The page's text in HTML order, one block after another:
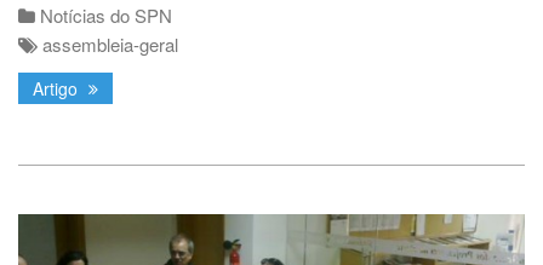
Notícias do SPN
assembleia-geral
Artigo